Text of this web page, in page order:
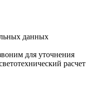
данных
для уточнения
расчет